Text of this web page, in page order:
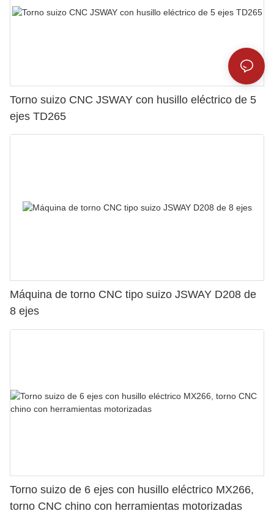
Torno suizo CNC JSWAY con husillo eléctrico de 5
ejes TD265
Máquina de torno CNC tipo suizo JSWAY D208 de
8 ejes
Torno suizo de 6 ejes con husillo eléctrico MX266,
torno CNC chino con herramientas motorizadas